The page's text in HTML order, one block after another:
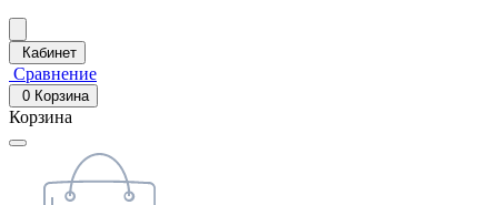
Кабинет
Сравнение
0 Корзина
Корзина